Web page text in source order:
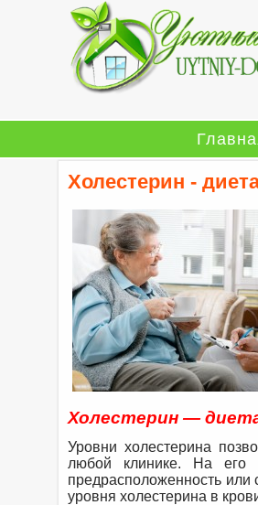
Холестерин -
Холестерин —
Уровни холестерина
любой клинике. На его
предрасположенность
уровня холестерина в